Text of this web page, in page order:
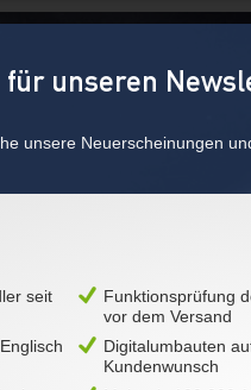
für unseren
unsere Neuerscheinungen
seit
Funktionsprüfung
vor dem Versand
Digitalumbauten
Kundenwunsch